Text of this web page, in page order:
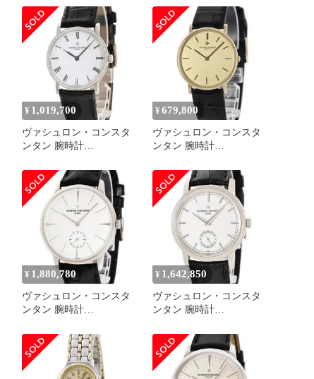
み ブランド
ニー 25093 腕時計 PG レ
ザー クォーツ ホワイト
レディース 【中古】
¥ 1,019,700
ヴァシュロン・コンスタ
ンタン 腕時計
ランド
¥ 679,800
ヴァシュロン・コンスタ
ンタン 腕時計
ランド
¥ 1,880,780
ヴァシュロン・コンスタ
ンタン 腕時計
み ブランド
¥ 1,642,850
ヴァシュロン・コンスタ
ンタン 腕時計
み ブランド